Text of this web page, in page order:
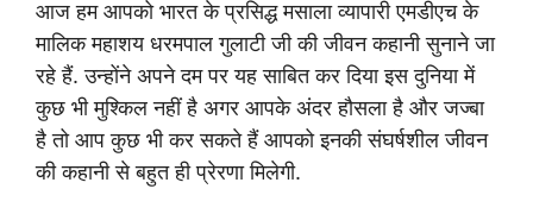
आज हम आपको भारत के प्रसिद्ध मसाला व्यापारी एमडीएच के
मालिक महाशय धरमपाल गुलाटी जी की जीवन कहानी सुनाने जा
रहे हैं. उन्होंने अपने दम पर यह साबित कर दिया इस दुनिया में
कुछ भी मुश्किल नहीं है अगर आपके अंदर हौसला है और जज्बा
है तो आप कुछ भी कर सकते हैं आपको इनकी संघर्षशील जीवन
की कहानी से बहुत ही प्रेरणा मिलेगी.